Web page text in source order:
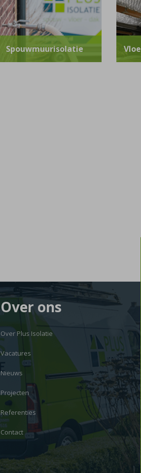
Spouwmuurisolatie
Over ons
Over Plus Isolatie
Vacatures
Nieuws
Projecten
Referenties
Contact